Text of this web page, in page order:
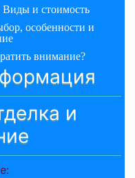
Виды и стоимость
особенности и
внимание?
и